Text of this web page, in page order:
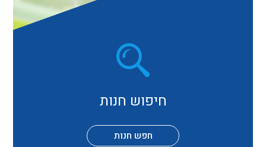
חיפוש חנות
חפש חנות